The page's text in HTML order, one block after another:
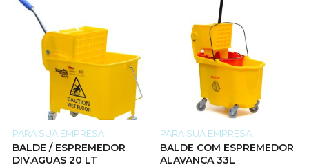
PARA SUA EMPRESA
BALDE / ESPREMEDOR
DIV.AGUAS 20 LT
PARA SUA EMPRESA
BALDE COM ESPREMEDOR
ALAVANCA 33L